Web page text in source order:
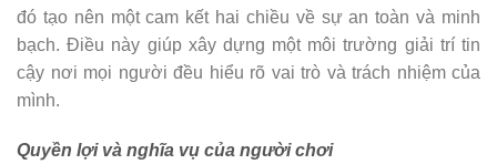
đó tạo nên một cam kết hai chiều về sự an toàn và minh
bạch. Điều này giúp xây dựng một môi trường giải trí tin
cậy nơi mọi người đều hiểu rõ vai trò và trách nhiệm của
mình.
Quyền lợi và nghĩa vụ của người chơi